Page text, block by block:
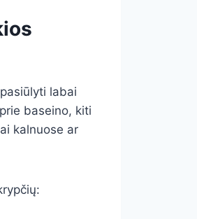
labai
baseino, kiti
kalnuose ar